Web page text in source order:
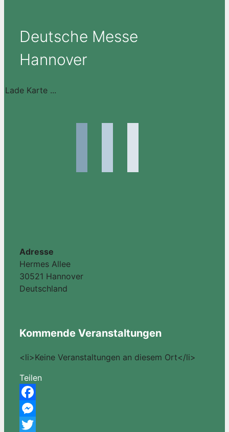
Deutsche Messe
Hannover
Lade Karte ...
Adresse
Hermes Allee
30521 Hannover
Deutschland
Kommende Veranstaltungen
<li>Keine Veranstaltungen an diesem Ort</li>
Teilen
Facebook
Messenger